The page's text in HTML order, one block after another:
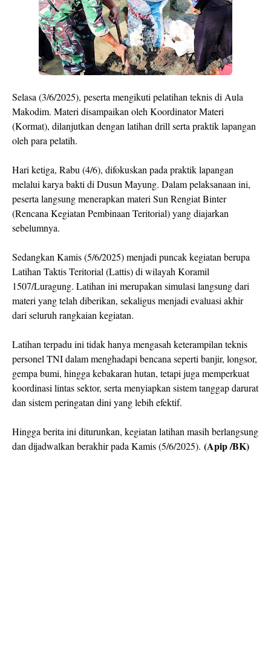
Selasa (3/6/2025), peserta mengikuti pelatihan teknis di Aula
Makodim. Materi disampaikan oleh Koordinator Materi
(Kormat), dilanjutkan dengan latihan drill serta praktik lapangan
oleh para pelatih.
Hari ketiga, Rabu (4/6), difokuskan pada praktik lapangan
melalui karya bakti di Dusun Mayung. Dalam pelaksanaan ini,
peserta langsung menerapkan materi Sun Rengiat Binter
(Rencana Kegiatan Pembinaan Teritorial) yang diajarkan
sebelumnya.
Sedangkan Kamis (5/6/2025) menjadi puncak kegiatan berupa
Latihan Taktis Teritorial (Lattis) di wilayah Koramil
1507/Luragung. Latihan ini merupakan simulasi langsung dari
materi yang telah diberikan, sekaligus menjadi evaluasi akhir
dari seluruh rangkaian kegiatan.
Latihan terpadu ini tidak hanya mengasah keterampilan teknis
personel TNI dalam menghadapi bencana seperti banjir, longsor,
gempa bumi, hingga kebakaran hutan, tetapi juga memperkuat
koordinasi lintas sektor, serta menyiapkan sistem tanggap darurat
dan sistem peringatan dini yang lebih efektif.
Hingga berita ini diturunkan, kegiatan latihan masih berlangsung
dan dijadwalkan berakhir pada Kamis (5/6/2025). (Apip /BK)